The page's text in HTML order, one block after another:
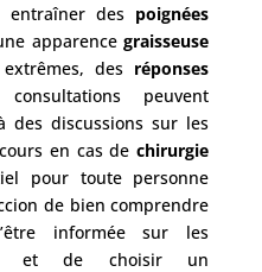
entraîner des poignées
apparencegraisseuse
des réponses
peuvent
des discussions sur les
en cas dechirurgie
pour toute personne
de bien comprendre
informée sur les
et de choisir un